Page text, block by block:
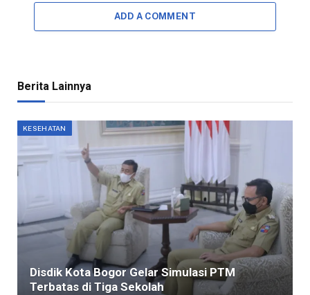
ADD A COMMENT
Berita Lainnya
KESEHATAN
Disdik Kota Bogor Gelar Simulasi PTM
Terbatas di Tiga Sekolah